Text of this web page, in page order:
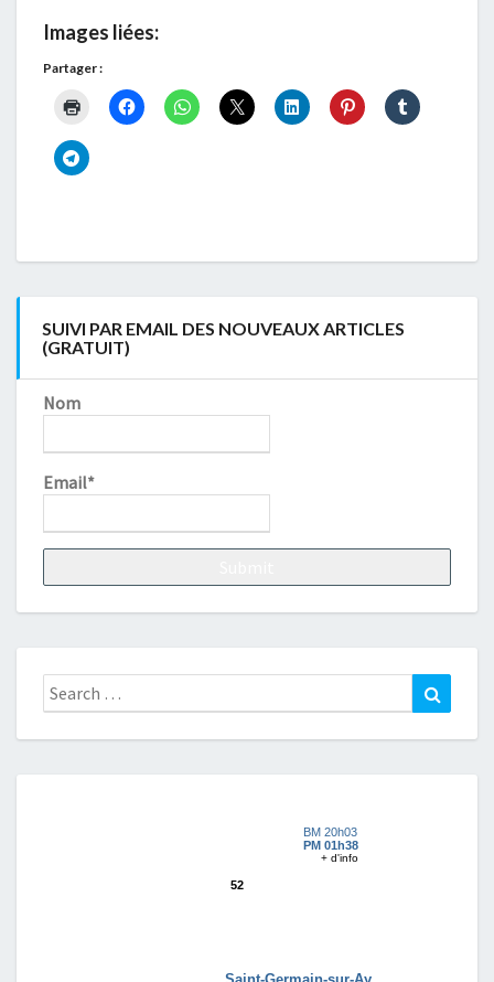
Images liées:
Partager :
SUIVI PAR EMAIL DES NOUVEAUX ARTICLES
(GRATUIT)
Nom
Email*
Search
for: